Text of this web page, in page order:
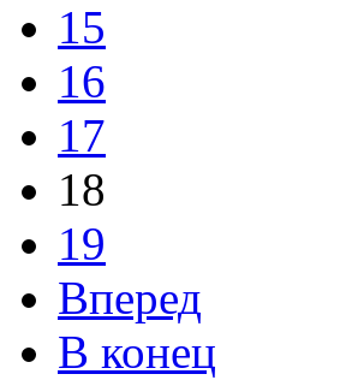
15
16
17
18
19
Вперед
В конец